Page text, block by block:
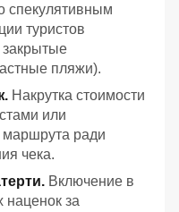
спекулятивным
туристов
пляжи).
Накрутка стоимости
или
маршрута ради
чека.
Включение в
наценок за